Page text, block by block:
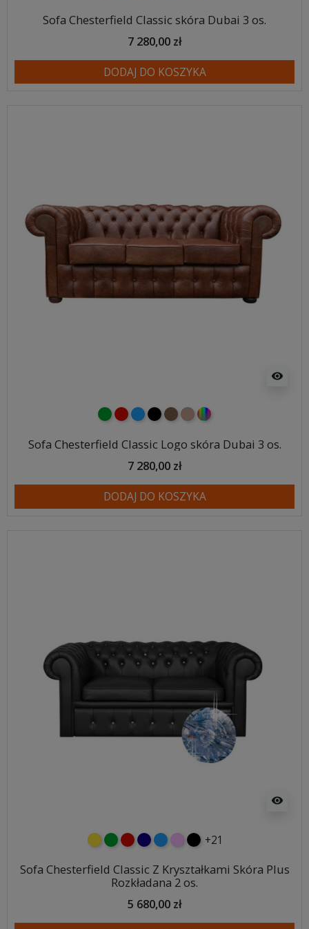
Sofa Chesterfield Classic skóra Dubai 3 os.
7 280,00 zł
DODAJ DO KOSZYKA
visibility
zielonyczerwony
niebieski
czarnybrązowy
jasnobrązowy
wybór koloru
Sofa Chesterfield Classic Logo skóra Dubai 3 os.
7 280,00 zł
DODAJ DO KOSZYKA
visibility
żółtyzielonyczerwony
granatowy
niebieski
różowy
czarny
+21
Sofa Chesterfield Classic Z Kryształkami Skóra Plus
Rozkładana 2 os.
5 680,00 zł